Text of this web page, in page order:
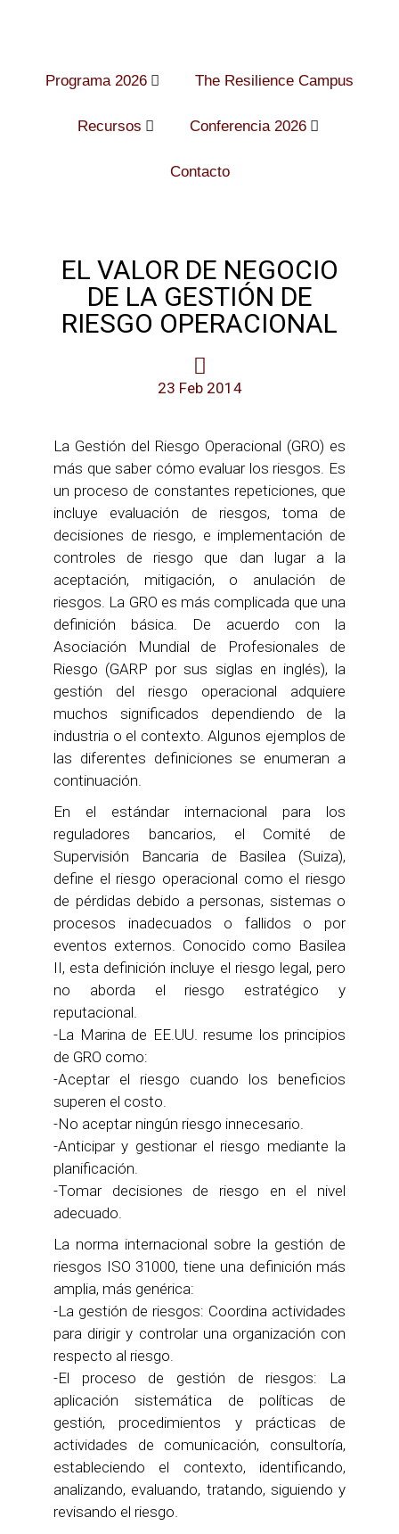
Programa 2026 The Resilience Campus
Recursos Conferencia 2026
Contacto
EL VALOR DE NEGOCIO
DE LA GESTIÓN DE
RIESGO OPERACIONAL
23 Feb 2014
La Gestión del Riesgo Operacional (GRO) es
más que saber cómo evaluar los riesgos. Es
un proceso de constantes repeticiones, que
incluye evaluación de riesgos, toma de
decisiones de riesgo, e implementación de
controles de riesgo que dan lugar a la
aceptación, mitigación, o anulación de
riesgos. La GRO es más complicada que una
definición básica. De acuerdo con la
Asociación Mundial de Profesionales de
Riesgo (GARP por sus siglas en inglés), la
gestión del riesgo operacional adquiere
muchos significados dependiendo de la
industria o el contexto. Algunos ejemplos de
las diferentes definiciones se enumeran a
continuación.
En el estándar internacional para los
reguladores bancarios, el Comité de
Supervisión Bancaria de Basilea (Suiza),
define el riesgo operacional como el riesgo
de pérdidas debido a personas, sistemas o
procesos inadecuados o fallidos o por
eventos externos. Conocido como Basilea
II, esta definición incluye el riesgo legal, pero
no aborda el riesgo estratégico y
reputacional.
-La Marina de EE.UU. resume los principios
de GRO como:
-Aceptar el riesgo cuando los beneficios
superen el costo.
-No aceptar ningún riesgo innecesario.
-Anticipar y gestionar el riesgo mediante la
planificación.
-Tomar decisiones de riesgo en el nivel
adecuado.
La norma internacional sobre la gestión de
riesgos ISO 31000, tiene una definición más
amplia, más genérica:
-La gestión de riesgos: Coordina actividades
para dirigir y controlar una organización con
respecto al riesgo.
-El proceso de gestión de riesgos: La
aplicación sistemática de políticas de
gestión, procedimientos y prácticas de
actividades de comunicación, consultoría,
estableciendo el contexto, identificando,
analizando, evaluando, tratando, siguiendo y
revisando el riesgo.